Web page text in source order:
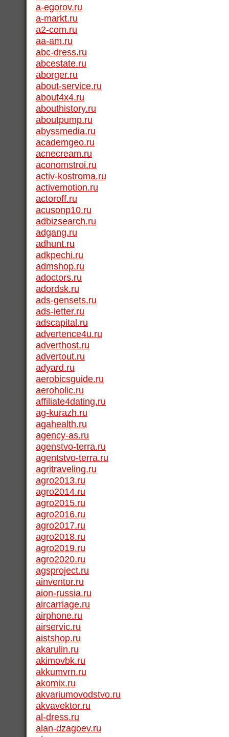
a-egorov.ru
a-markt.ru
a2-com.ru
aa-am.ru
abc-dress.ru
abcestate.ru
aborger.ru
about-service.ru
about4x4.ru
abouthistory.ru
aboutpump.ru
abyssmedia.ru
academgeo.ru
acnecream.ru
aconomstroi.ru
activ-kostroma.ru
activemotion.ru
actoroff.ru
acusonp10.ru
adbizsearch.ru
adgang.ru
adhunt.ru
adkpechi.ru
admshop.ru
adoctors.ru
adordsk.ru
ads-gensets.ru
ads-letter.ru
adscapital.ru
advertence4u.ru
adverthost.ru
advertout.ru
adyard.ru
aerobicsguide.ru
aeroholic.ru
affiliate4dating.ru
ag-kurazh.ru
agahealth.ru
agency-as.ru
agenstvo-terra.ru
agentstvo-terra.ru
agritraveling.ru
agro2013.ru
agro2014.ru
agro2015.ru
agro2016.ru
agro2017.ru
agro2018.ru
agro2019.ru
agro2020.ru
agsproject.ru
ainventor.ru
aion-russia.ru
aircarriage.ru
airphone.ru
airservic.ru
aistshop.ru
akarulin.ru
akimovbk.ru
akkumvrn.ru
akomix.ru
akvariumovodstvo.ru
akvavektor.ru
al-dress.ru
alan-dzagoev.ru